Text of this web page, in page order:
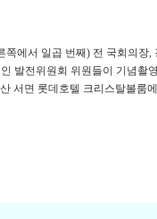
에서 일곱 번째) 전 국회의장,
발전위원회 위원들이 기념촬
서면 롯데호텔 크리스탈볼룸